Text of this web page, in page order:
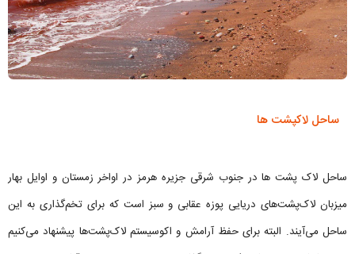
ساحل لاکپشت ها
ساحل لاک پشت ها در جنوب شرقی جزیره هرمز در اواخر زمستان و اوایل بهار
میزبان لاک‌پشت‌های دریایی پوزه عقابی و سبز است که برای تخم‌گذاری به این
ساحل می‌آیند. البته برای حفظ آرامش و اکوسیستم لاک‌پشت‌ها پیشنهاد می‌کنیم